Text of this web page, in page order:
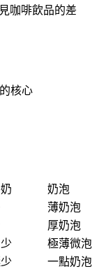
咖啡飲品的差
核心
奶泡
薄奶泡
厚奶泡
極薄微泡
一點奶泡